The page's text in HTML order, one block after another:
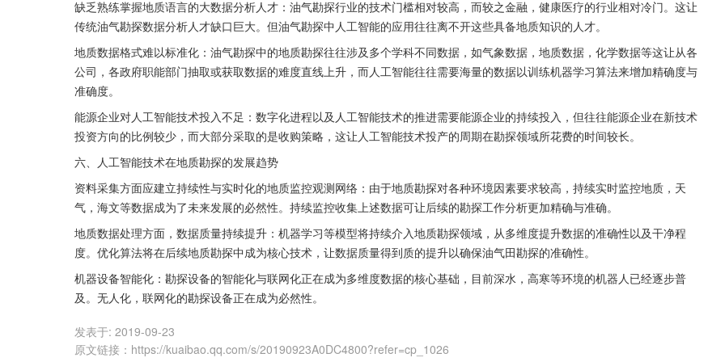
缺乏熟练掌握地质语言的大数据分析人才：油气勘探行业的技术门槛相对较高，而较之金融，健康医疗的行业相对冷门。这让
传统油气勘探数据分析人才缺口巨大。但油气勘探中人工智能的应用往往离不开这些具备地质知识的人才。
地质数据格式难以标准化：油气勘探中的地质勘探往往涉及多个学科不同数据，如气象数据，地质数据，化学数据等这让从各
公司，各政府职能部门抽取或获取数据的难度直线上升，而人工智能往往需要海量的数据以训练机器学习算法来增加精确度与
准确度。
能源企业对人工智能技术投入不足：数字化进程以及人工智能技术的推进需要能源企业的持续投入，但往往能源企业在新技术
投资方向的比例较少，而大部分采取的是收购策略，这让人工智能技术投产的周期在勘探领域所花费的时间较长。
六、人工智能技术在地质勘探的发展趋势
资料采集方面应建立持续性与实时化的地质监控观测网络：由于地质勘探对各种环境因素要求较高，持续实时监控地质，天
气，海文等数据成为了未来发展的必然性。持续监控收集上述数据可让后续的勘探工作分析更加精确与准确。
地质数据处理方面，数据质量持续提升：机器学习等模型将持续介入地质勘探领域，从多维度提升数据的准确性以及干净程
度。优化算法将在后续地质勘探中成为核心技术，让数据质量得到质的提升以确保油气田勘探的准确性。
机器设备智能化：勘探设备的智能化与联网化正在成为多维度数据的核心基础，目前深水，高寒等环境的机器人已经逐步普
及。无人化，联网化的勘探设备正在成为必然性。
发表于: 2019-09-23
原文链接 ： https://kuaibao.qq.com/s/20190923A0DC4800?refer=cp_1026